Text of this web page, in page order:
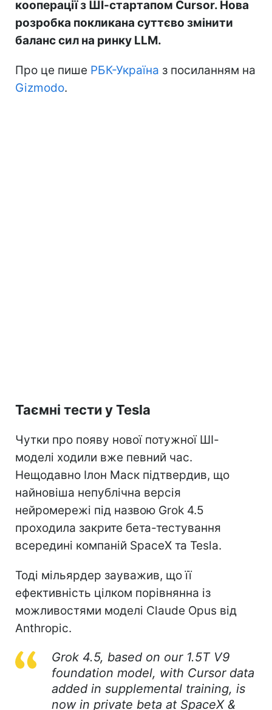
кооперації з ШІ-стартапом Cursor. Нова
розробка покликана суттєво змінити
баланс сил на ринку LLM.
Про це пише РБК-Україна з посиланням на
Gizmodo.
Таємні тести у Tesla
Чутки про появу нової потужної ШІ-
моделі ходили вже певний час.
Нещодавно Ілон Маск підтвердив, що
найновіша непублічна версія
нейромережі під назвою Grok 4.5
проходила закрите бета-тестування
всередині компаній SpaceX та Tesla.
Тоді мільярдер зауважив, що її
ефективність цілком порівнянна із
можливостями моделі Claude Opus від
Anthropic.
Grok 4.5, based on our 1.5T V9
foundation model, with Cursor data
added in supplemental training, is
now in private beta at SpaceX &